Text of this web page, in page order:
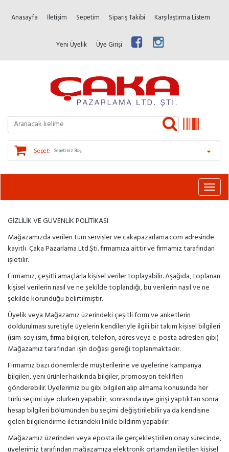
Anasayfa İletişim Sepetim Sipariş Takibi Karşılaştırma Listem
Yeni Üyelik Üye Girişi
Sepet: Sepetiniz Boş.
GİZLİLİK VE GÜVENLİK POLİTİKASI
Mağazamızda verilen tüm servisler ve cakapazarlama.com adresinde
kayıtlı Çaka Pazarlama Ltd.Şti. firmamıza aittir ve firmamız tarafından
işletilir.
Firmamız, çeşitli amaçlarla kişisel veriler toplayabilir. Aşağıda, toplanan
kişisel verilerin nasıl ve ne şekilde toplandığı, bu verilerin nasıl ve ne
şekilde korunduğu belirtilmiştir.
Üyelik veya Mağazamız üzerindeki çeşitli form ve anketlerin
doldurulması suretiyle üyelerin kendileriyle ilgili bir takım kişisel bilgileri
(isim-soy isim, firma bilgileri, telefon, adres veya e-posta adresleri gibi)
Mağazamız tarafından işin doğası gereği toplanmaktadır.
Firmamız bazı dönemlerde müşterilerine ve üyelerine kampanya
bilgileri, yeni ürünler hakkında bilgiler, promosyon teklifleri
gönderebilir. Üyelerimiz bu gibi bilgileri alıp almama konusunda her
türlü seçimi üye olurken yapabilir, sonrasında üye girişi yaptıktan sonra
hesap bilgileri bölümünden bu seçimi değiştirilebilir ya da kendisine
gelen bilgilendirme iletisindeki linkle bildirim yapabilir.
Mağazamız üzerinden veya eposta ile gerçekleştirilen onay sürecinde,